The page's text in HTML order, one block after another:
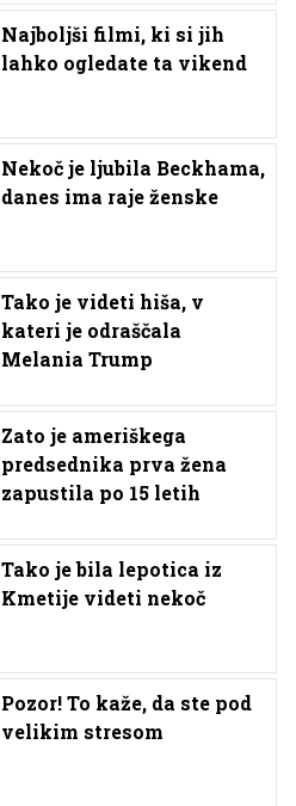
Najboljši filmi, ki si jih
lahko ogledate ta vikend
Nekoč je ljubila Beckhama,
danes ima raje ženske
Tako je videti hiša, v
kateri je odraščala
Melania Trump
Zato je ameriškega
predsednika prva žena
zapustila po 15 letih
Tako je bila lepotica iz
Kmetije videti nekoč
Pozor! To kaže, da ste pod
velikim stresom